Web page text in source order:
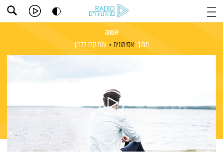
אשמה
מתוך: אסימונים ענת קלו לברון